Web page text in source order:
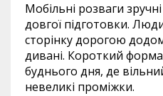
Мобільні розваги
довгої підготовки.
сторінку дорогою
дивані. Короткий
буднього дня, де
невеликі проміжки.